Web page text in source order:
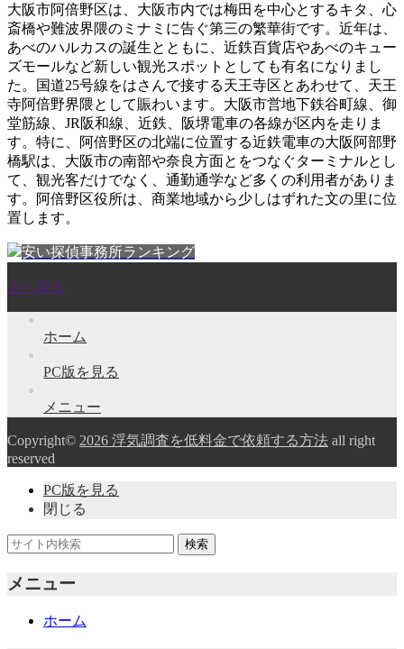
大阪市阿倍野区は、大阪市内では梅田を中心とするキタ、心
斎橋や難波界隈のミナミに告ぐ第三の繁華街です。近年は、
あべのハルカスの誕生とともに、近鉄百貨店やあべのキュー
ズモールなど新しい観光スポットとしても有名になりまし
た。国道25号線をはさんで接する天王寺区とあわせて、天王
寺阿倍野界隈として賑わいます。大阪市営地下鉄谷町線、御
堂筋線、JR阪和線、近鉄、阪堺電車の各線が区内を走りま
す。特に、阿倍野区の北端に位置する近鉄電車の大阪阿部野
橋駅は、大阪市の南部や奈良方面とをつなぐターミナルとし
て、観光客だけでなく、通勤通学など多くの利用者がありま
す。阿倍野区役所は、商業地域から少しはずれた文の里に位
置します。
安い探偵事務所ランキング
上へ戻る
ホーム
PC版を見る
メニュー
Copyright© 2026 浮気調査を低料金で依頼する方法 all right
reserved
PC版を見る
閉じる
メニュー
ホーム